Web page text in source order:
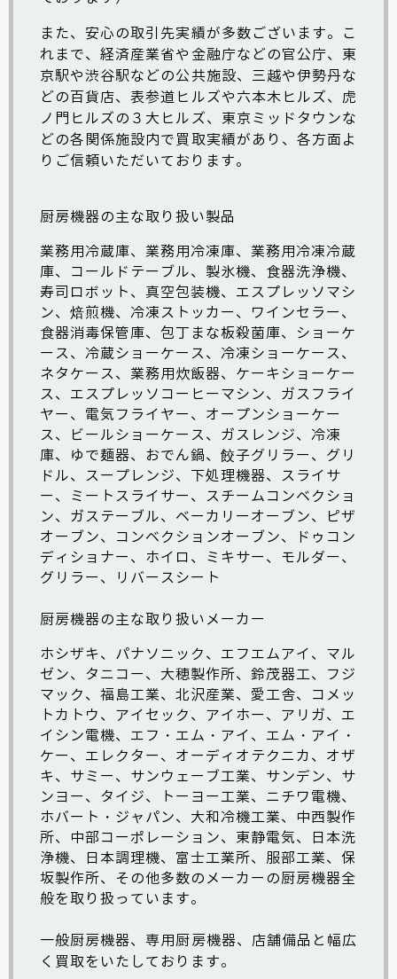
また、安心の取引先実績が多数ございます。こ
れまで、経済産業省や金融庁などの官公庁、東
京駅や渋谷駅などの公共施設、三越や伊勢丹な
どの百貨店、表参道ヒルズや六本木ヒルズ、虎
ノ門ヒルズの３大ヒルズ、東京ミッドタウンな
どの各関係施設内で買取実績があり、各方面よ
りご信頼いただいております。
厨房機器の主な取り扱い製品
業務用冷蔵庫、 業務用冷凍庫、 業務用冷凍冷蔵
庫、 コールドテーブル、 製氷機、 食器洗浄機、
寿司ロボット、 真空包装機、 エスプレッソマシ
ン、 焙煎機、 冷凍ストッカー、 ワインセラー、
食器消毒保管庫、包丁まな板殺菌庫、 ショーケ
ース、 冷蔵ショーケース、冷凍ショーケース、
ネタケース、業務用炊飯器、 ケーキショーケー
ス、 エスプレッソコーヒーマシン、ガスフライ
ヤー、電気フライヤー、オープンショーケー
ス、ビールショーケース、ガスレンジ、 冷凍
庫、ゆで麺器、 おでん鍋、餃子グリラー、グリ
ドル、スープレンジ、下処理機器、 スライサ
ー、 ミートスライサー、 スチームコンベクショ
ン、ガステーブル、ベーカリーオーブン、ピザ
オーブン、 コンベクションオーブン、
ドゥコン
ディショナー、 ホイロ、 ミキサー、 モルダー、
グリラー、リバースシート
厨房機器の主な取り扱いメーカー
ホシザキ、 パナソニック、エフエムアイ、 マル
ゼン、タニコー、 大穂製作所、 鈴茂器工、 フジ
マック、 福島工業、 北沢産業、 愛工舎、コメッ
トカトウ、アイセック、アイホー、アリガ、エ
イシン電機、エフ・エム・アイ、エム・アイ・
ケー、エレクター、オーディオテクニカ、オザ
キ、サミー、サンウェーブ工業、 サンデン、サ
ンヨー、タイジ、トーヨー工業、ニチワ電機、
ホバート・ジャパン、大和冷機工業、中西製作
所、中部コーポレーション、東静電気、日本洗
浄機、日本調理機、富士工業所、服部工業、保
坂製作所、その他多数のメーカーの厨房機器全
般を取り扱っています。
一般厨房機器、専用厨房機器、店舗備品と幅広
く買取をいたしております。